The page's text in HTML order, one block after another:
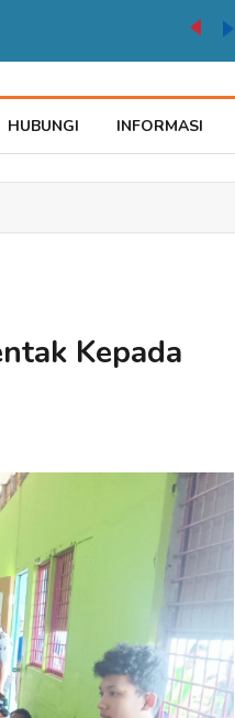
HUBUNGI INFORMASI
Kepada